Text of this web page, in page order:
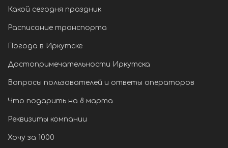
Какой сегодня праздник
Расписание транспорта
Погода в Иркутске
Достопримечательности Иркутска
Вопросы пользователей и ответы операторов
Что подарить на 8 марта
Реквизиты компании
Хочу за 1000